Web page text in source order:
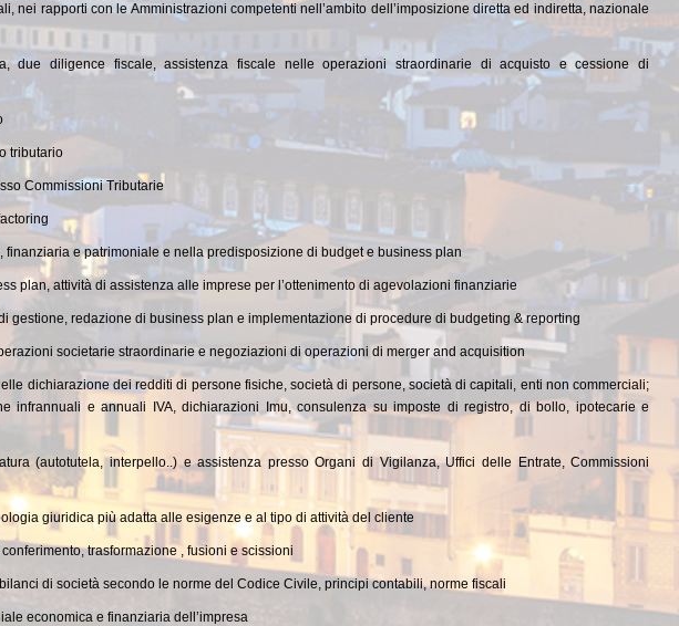
nei rapporti con le Amministrazioni competenti nell’ambito dell’imposizione diretta ed indiretta, nazionale
due diligence fiscale, assistenza fiscale nelle operazioni straordinarie di acquisto e cessione di
tributario
Commissioni Tributarie
e patrimoniale e nella predisposizione di budget e business plan
plan, attività di assistenza alle imprese per l’ottenimento di agevolazioni finanziarie
gestione, redazione di business plan e implementazione di procedure di budgeting & reporting
societarie straordinarie e negoziazioni di operazioni di merger and acquisition
dichiarazione dei redditi di persone fisiche, società di persone, società di capitali, enti non commerciali;
infrannuali e annuali IVA, dichiarazioni Imu, consulenza su imposte di registro, di bollo, ipotecarie e
(autotutela, interpello..) e assistenza presso Organi di Vigilanza, Uffici delle Entrate, Commissioni
giuridica più adatta alle esigenze e al tipo di attività del cliente
trasformazione , fusioni e scissioni
di società secondo le norme del Codice Civile, principi contabili, norme fiscali
economica e finanziaria dell’impresa